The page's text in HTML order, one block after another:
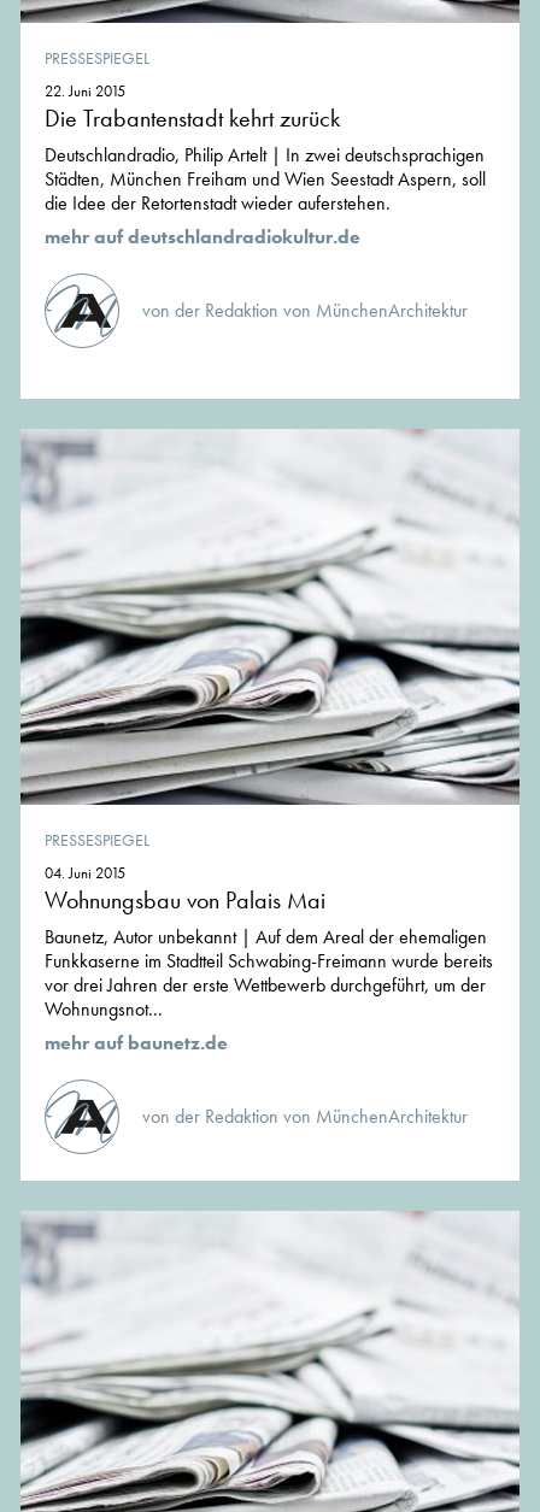
PRESSESPIEGEL
22. Juni 2015
Die Trabantenstadt kehrt zurück
Deutschlandradio, Philip Artelt | In zwei deutschsprachigen
Städten, München Freiham und Wien Seestadt Aspern, soll
die Idee der Retortenstadt wieder auferstehen.
mehr auf deutschlandradiokultur.de
von der Redaktion von MünchenArchitektur
PRESSESPIEGEL
04. Juni 2015
Wohnungsbau von Palais Mai
Baunetz, Autor unbekannt | Auf dem Areal der ehemaligen
Funkkaserne im Stadtteil Schwabing-Freimann wurde bereits
vor drei Jahren der erste Wettbewerb durchgeführt, um der
Wohnungsnot...
mehr auf baunetz.de
von der Redaktion von MünchenArchitektur